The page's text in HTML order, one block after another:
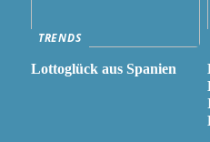
TRENDS
Lottoglück aus Spanien